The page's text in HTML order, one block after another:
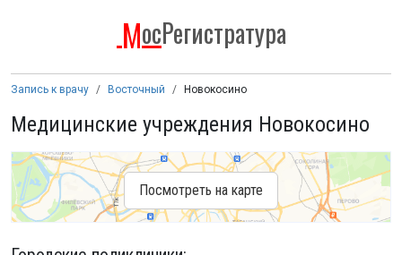
МосРегистратура
Запись к врачу Восточный Новокосино
Медицинские учреждения Новокосино
Посмотреть на карте